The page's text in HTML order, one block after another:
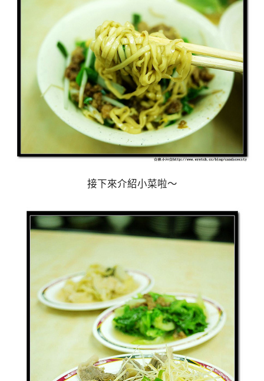
接下來介紹小菜啦～